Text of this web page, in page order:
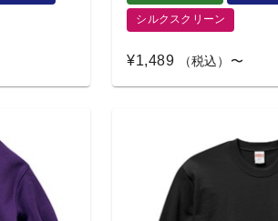
シルクスクリーン
¥1,489 （税込）〜